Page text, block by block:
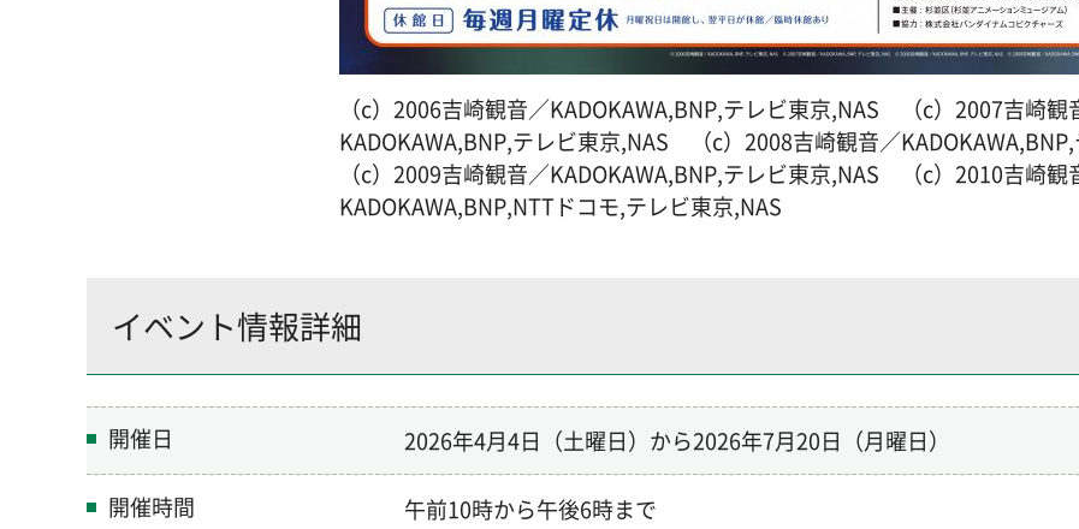
（c）2006吉崎観音／KADOKAWA,BNP,テレビ東京,NAS （c）2007吉崎観
KADOKAWA,BNP,テレビ東京,NAS （c）2008吉崎観音／
（c）2009吉崎観音／KADOKAWA,BNP,テレビ東京,NAS （c）2010吉崎観
KADOKAWA,BNP,NTTドコモ,テレビ東京,NAS
イベント情報詳細
開催日 2026年4月4日（土曜日） から2026年7月20日（月曜日）
開催時間
午前10時から午後6時まで